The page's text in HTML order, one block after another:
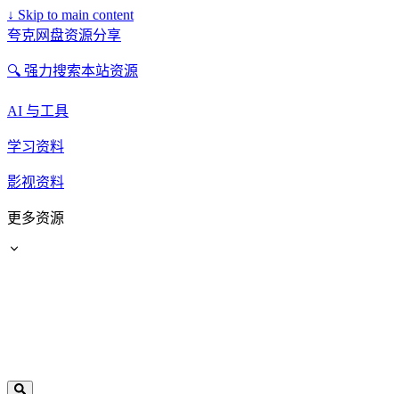
↓ Skip to main content
夸克网盘资源分享
🔍 强力搜索本站资源
AI 与工具
学习资料
影视资料
更多资源